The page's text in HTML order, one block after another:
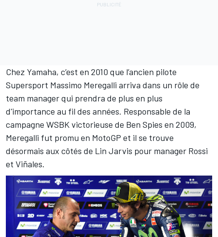
Chez Yamaha, c’est en 2010 que l’ancien pilote
Supersport Massimo Meregalli arriva dans un rôle de
team manager qui prendra de plus en plus
d'importance au fil des années. Responsable de la
campagne WSBK victorieuse de Ben Spies en 2009,
Meregalli fut promu en MotoGP et il se trouve
désormais aux côtés de Lin Jarvis pour manager Rossi
et Viñales.